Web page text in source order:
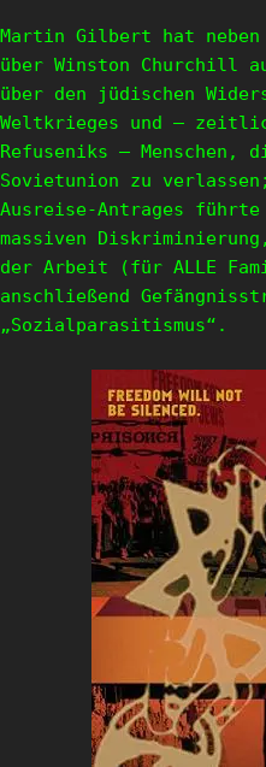
Martin Gilbert hat
über Winston Churchill
über den jüdischen
Weltkrieges und –
Refuseniks – Menschen,
Sovietunion zu
Ausreise-Antrages
massiven
der Arbeit (für ALLE
anschließend
„Sozialparasitismus“.